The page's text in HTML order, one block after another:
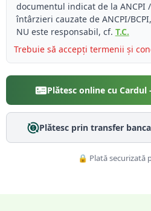
documentul indicat de la ANCPI
întârzieri cauzate de ANCPI/
NU este responsabil, cf. T.C.
Trebuie să accepți termenii și
Plătesc online cu Cardul -
Plătesc prin transfer
🔒 Plată securizată